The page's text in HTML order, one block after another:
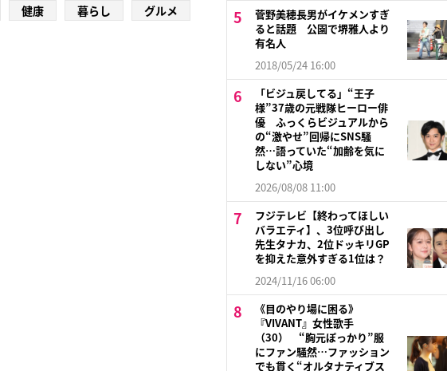
健康 暮らし グルメ
菅野美穂長男がイケメンすぎ
ると話題 公園で堺雅人より
有名人
2018/05/24 16:00
「ビジュ戻してる」“王子
様”37歳の元戦隊ヒーロー俳
優 ふっくらビジュアルから
の“激やせ”回帰にSNS騒
然…語っていた“加齢を気に
しない”心境
2026/08/08 11:00
フジテレビ【終わってほしい
バラエティ】、3位呼び出し
先生タナカ、2位ドッキリGP
を抑えた意外すぎる1位は？
2024/11/16 06:00
《目のやり場に困る》
『VIVANT』女性歌手
（30） “胸元ぽっかり”服
にファン騒然…ファッション
でも貫く“オルタナティブス